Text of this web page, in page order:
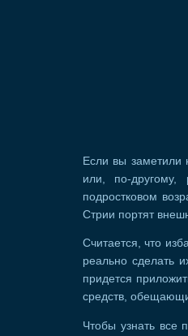
Если вы заметили
или, по-
подростковом
Стрии портят
Считается, что
реально сделать
придется
средств,
Чтобы узнать все